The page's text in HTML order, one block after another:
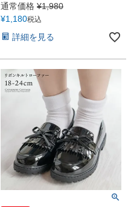
通常価格 ¥1,980
¥1,180税込
詳細を見る